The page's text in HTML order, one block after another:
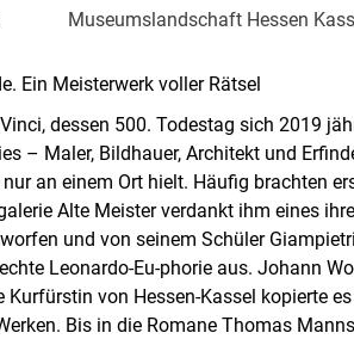
Museumslandschaft Hessen
Ein Meisterwerk voller Rätsel
dessen 500. Todestag sich 2019
– Maler, Bildhauer, Architekt und
an einem Ort hielt. Häufig brachten
Alte Meister verdankt ihm eines
und von seinem Schüler
Leonardo-Eu-phorie aus. Johann
Kurfürstin von Hessen-Kassel kopierte
Bis in die Romane Thomas